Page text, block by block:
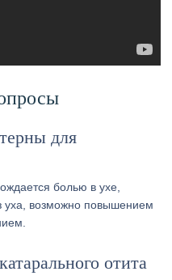
для
болью в ухе,
уха, возможно повышением
отита